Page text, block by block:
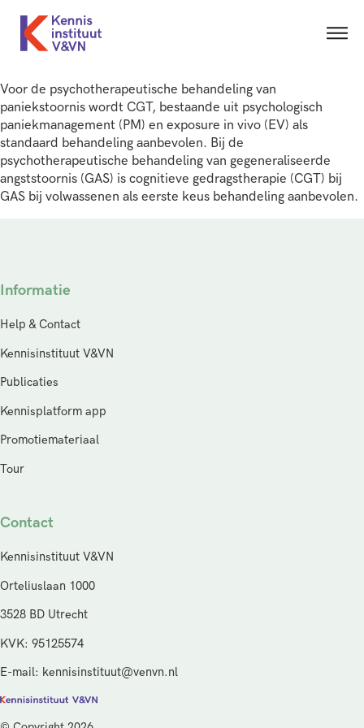
Voor de psychotherapeutische behandeling van
paniekstoornis wordt CGT, bestaande uit psychologisch
paniekmanagement (PM) en exposure in vivo (EV) als
standaard behandeling aanbevolen. Bij de
psychotherapeutische behandeling van gegeneraliseerde
angststoornis (GAS) is cognitieve gedragstherapie (CGT) bij
GAS bij volwassenen als eerste keus behandeling aanbevolen.
Informatie
Help & Contact
Kennisinstituut V&VN
Publicaties
Kennisplatform app
Promotiemateriaal
Tour
Contact
Kennisinstituut V&VN
Orteliuslaan 1000
3528 BD Utrecht
KVK: 95125574
E-mail: kennisinstituut@venvn.nl